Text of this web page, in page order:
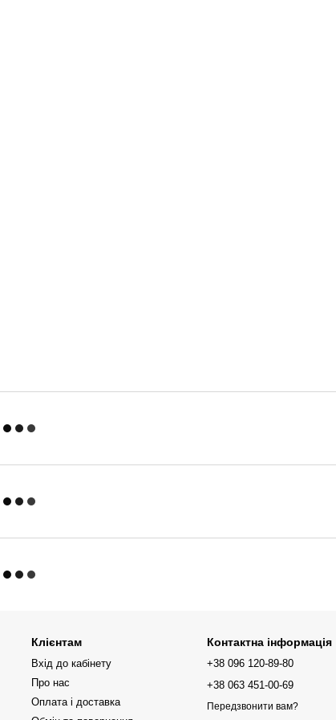
Клієнтам
Вхід до кабінету
Про нас
Оплата і доставка
Контактна інформація
+38 096 120-89-80
+38 063 451-00-69
Передзвонити вам?